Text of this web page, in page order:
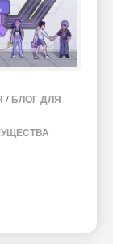
/ БЛОГ ДЛЯ